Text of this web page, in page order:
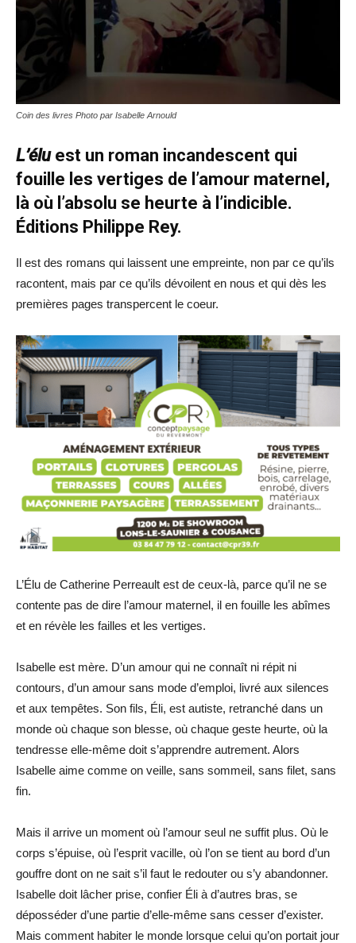
Coin des livres Photo par Isabelle Arnould
L’éluest un roman incandescent qui
fouille les vertiges de l’amour maternel,
là où l’absolu se heurte à l’indicible.
Éditions Philippe Rey.
Il est des romans qui laissent une empreinte, non par ce qu’ils
racontent, mais par ce qu’ils dévoilent en nous et qui dès les
premières pages transpercent le coeur.
L’Élu de Catherine Perreault est de ceux-là, parce qu’il ne se
contente pas de dire l’amour maternel, il en fouille les abîmes
et en révèle les failles et les vertiges.
Isabelle est mère. D’un amour qui ne connaît ni répit ni
contours, d’un amour sans mode d’emploi, livré aux silences
et aux tempêtes. Son fils, Éli, est autiste, retranché dans un
monde où chaque son blesse, où chaque geste heurte, où la
tendresse elle-même doit s’apprendre autrement. Alors
Isabelle aime comme on veille, sans sommeil, sans filet, sans
fin.
Mais il arrive un moment où l’amour seul ne suffit plus. Où le
corps s’épuise, où l’esprit vacille, où l’on se tient au bord d’un
gouffre dont on ne sait s’il faut le redouter ou s’y abandonner.
Isabelle doit lâcher prise, confier Éli à d’autres bras, se
déposséder d’une partie d’elle-même sans cesser d’exister.
Mais comment habiter le monde lorsque celui qu’on portait jour